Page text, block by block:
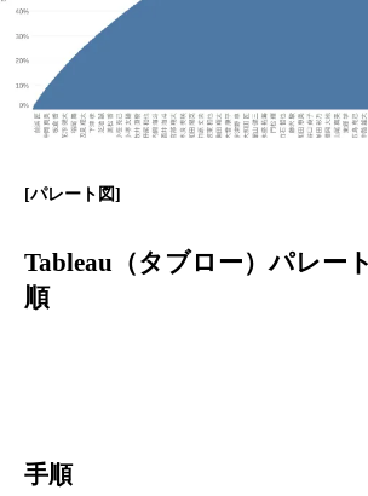
[パレート図]
Tableau（タブロー）パレー
順
手順